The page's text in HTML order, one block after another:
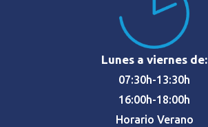
Lunes a viernes de:
07:30h-13:30h
16:00h-18:00h
Horario Verano